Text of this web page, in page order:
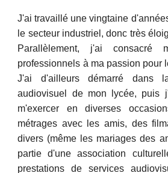
J'ai travaillé une vingtaine
le secteur industriel, donc très
Parallèlement, j'ai consacré
professionnels à ma passion pour
J'ai d'ailleurs démarré dans
audiovisuel de mon lycée, puis
m'exercer en diverses
métrages avec les amis, des
divers (même les mariages des
partie d'une association
prestations de services